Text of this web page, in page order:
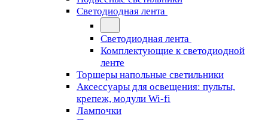
Светодиодная лента
Светодиодная лента
Комплектующие к светодиодной
ленте
Торшеры напольные светильники
Аксессуары для освещения: пульты,
крепеж, модули Wi-fi
Лампочки